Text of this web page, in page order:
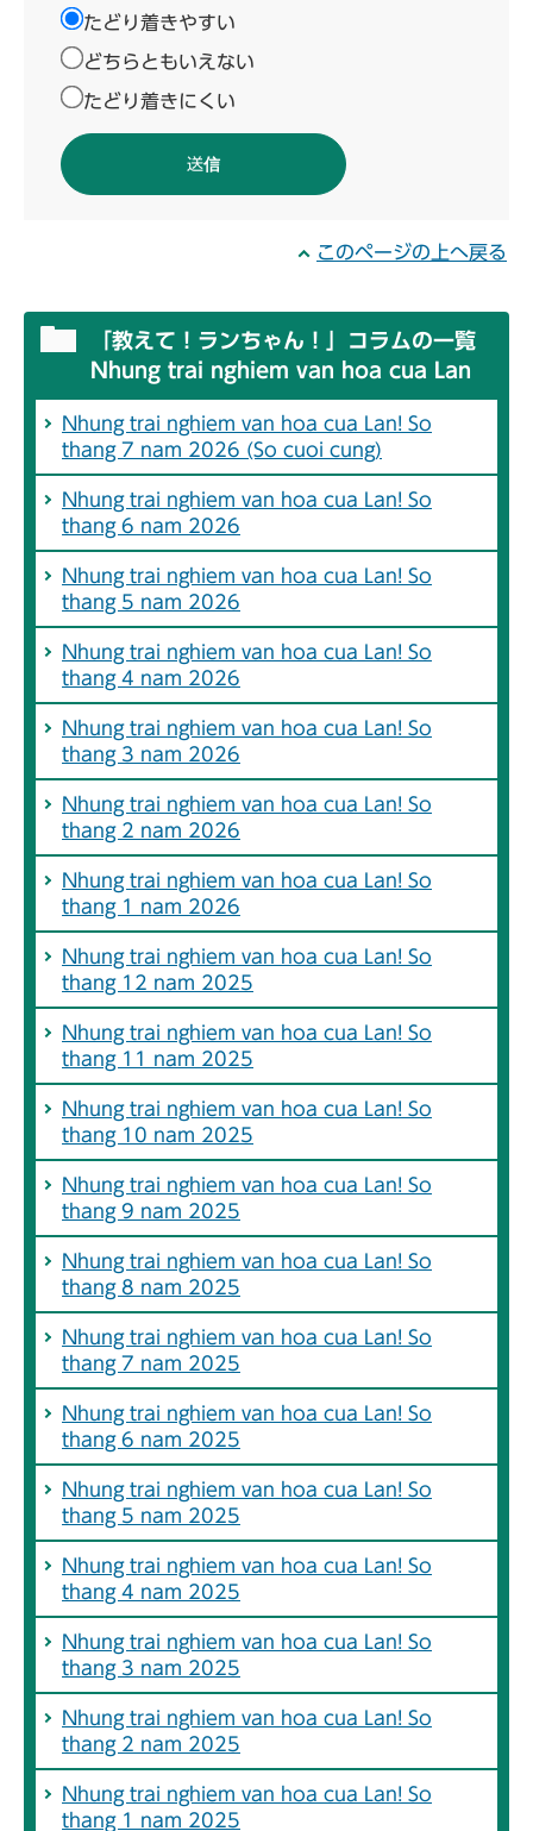
たどり着きやすい
どちらともいえない
たどり着きにくい
このページの上へ戻る
「教えて！ランちゃん！」コラムの一覧
Nhung trai nghiem van hoa cua Lan
Nhung trai nghiem van hoa cua Lan! So
thang 7 nam 2026 (So cuoi cung)
Nhung trai nghiem van hoa cua Lan! So
thang 6 nam 2026
Nhung trai nghiem van hoa cua Lan! So
thang 5 nam 2026
Nhung trai nghiem van hoa cua Lan! So
thang 4 nam 2026
Nhung trai nghiem van hoa cua Lan! So
thang 3 nam 2026
Nhung trai nghiem van hoa cua Lan! So
thang 2 nam 2026
Nhung trai nghiem van hoa cua Lan! So
thang 1 nam 2026
Nhung trai nghiem van hoa cua Lan! So
thang 12 nam 2025
Nhung trai nghiem van hoa cua Lan! So
thang 11 nam 2025
Nhung trai nghiem van hoa cua Lan! So
thang 10 nam 2025
Nhung trai nghiem van hoa cua Lan! So
thang 9 nam 2025
Nhung trai nghiem van hoa cua Lan! So
thang 8 nam 2025
Nhung trai nghiem van hoa cua Lan! So
thang 7 nam 2025
Nhung trai nghiem van hoa cua Lan! So
thang 6 nam 2025
Nhung trai nghiem van hoa cua Lan! So
thang 5 nam 2025
Nhung trai nghiem van hoa cua Lan! So
thang 4 nam 2025
Nhung trai nghiem van hoa cua Lan! So
thang 3 nam 2025
Nhung trai nghiem van hoa cua Lan! So
thang 2 nam 2025
Nhung trai nghiem van hoa cua Lan! So
thang 1 nam 2025